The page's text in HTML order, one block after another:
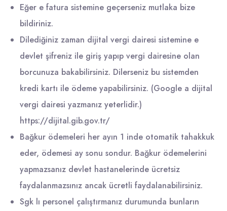
Eğer e fatura sistemine geçerseniz mutlaka bize
bildiriniz.
Dilediğiniz zaman dijital vergi dairesi sistemine e
devlet şifreniz ile giriş yapıp vergi dairesine olan
borcunuza bakabilirsiniz. Dilerseniz bu sistemden
kredi kartı ile ödeme yapabilirsiniz. (Google a dijital
vergi dairesi yazmanız yeterlidir.)
https://dijital.gib.gov.tr/
Bağkur ödemeleri her ayın 1 inde otomatik tahakkuk
eder, ödemesi ay sonu sondur. Bağkur ödemelerini
yapmazsanız devlet hastanelerinde ücretsiz
faydalanmazsınız ancak ücretli faydalanabilirsiniz.
Sgk lı personel çalıştırmanız durumunda bunların